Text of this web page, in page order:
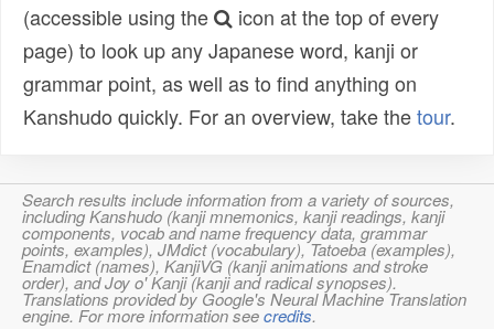
(accessible using the
icon at the top of every
page) to look up any Japanese word, kanji or
grammar point, as well as to find anything on
Kanshudo quickly. For an overview, take thetour.
Search results include information from a variety of sources,
including Kanshudo (kanji mnemonics, kanji readings, kanji
components, vocab and name frequency data, grammar
points, examples), JMdict (vocabulary), Tatoeba (examples),
Enamdict (names), KanjiVG (kanji animations and stroke
order), and Joy o' Kanji (kanji and radical synopses).
Translations provided by Google's Neural Machine Translation
engine. For more information seecredits.